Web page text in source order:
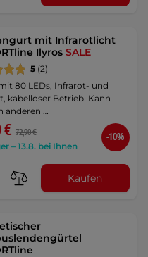
mit Infrarotlicht
IlyrosSALE
5 (2)
80 LEDs, Infrarot- und
kabelloser Betrieb. Kann
anderen …
€ 72,90 €
– 13.8. bei Ihnen
-10%
Kaufen